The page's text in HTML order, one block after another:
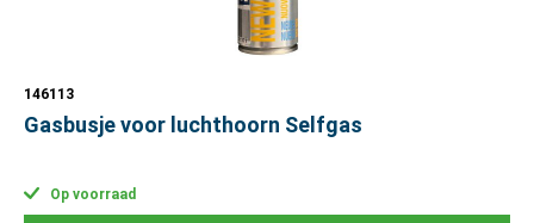
146113
Gasbusje voor luchthoorn Selfgas
Op voorraad